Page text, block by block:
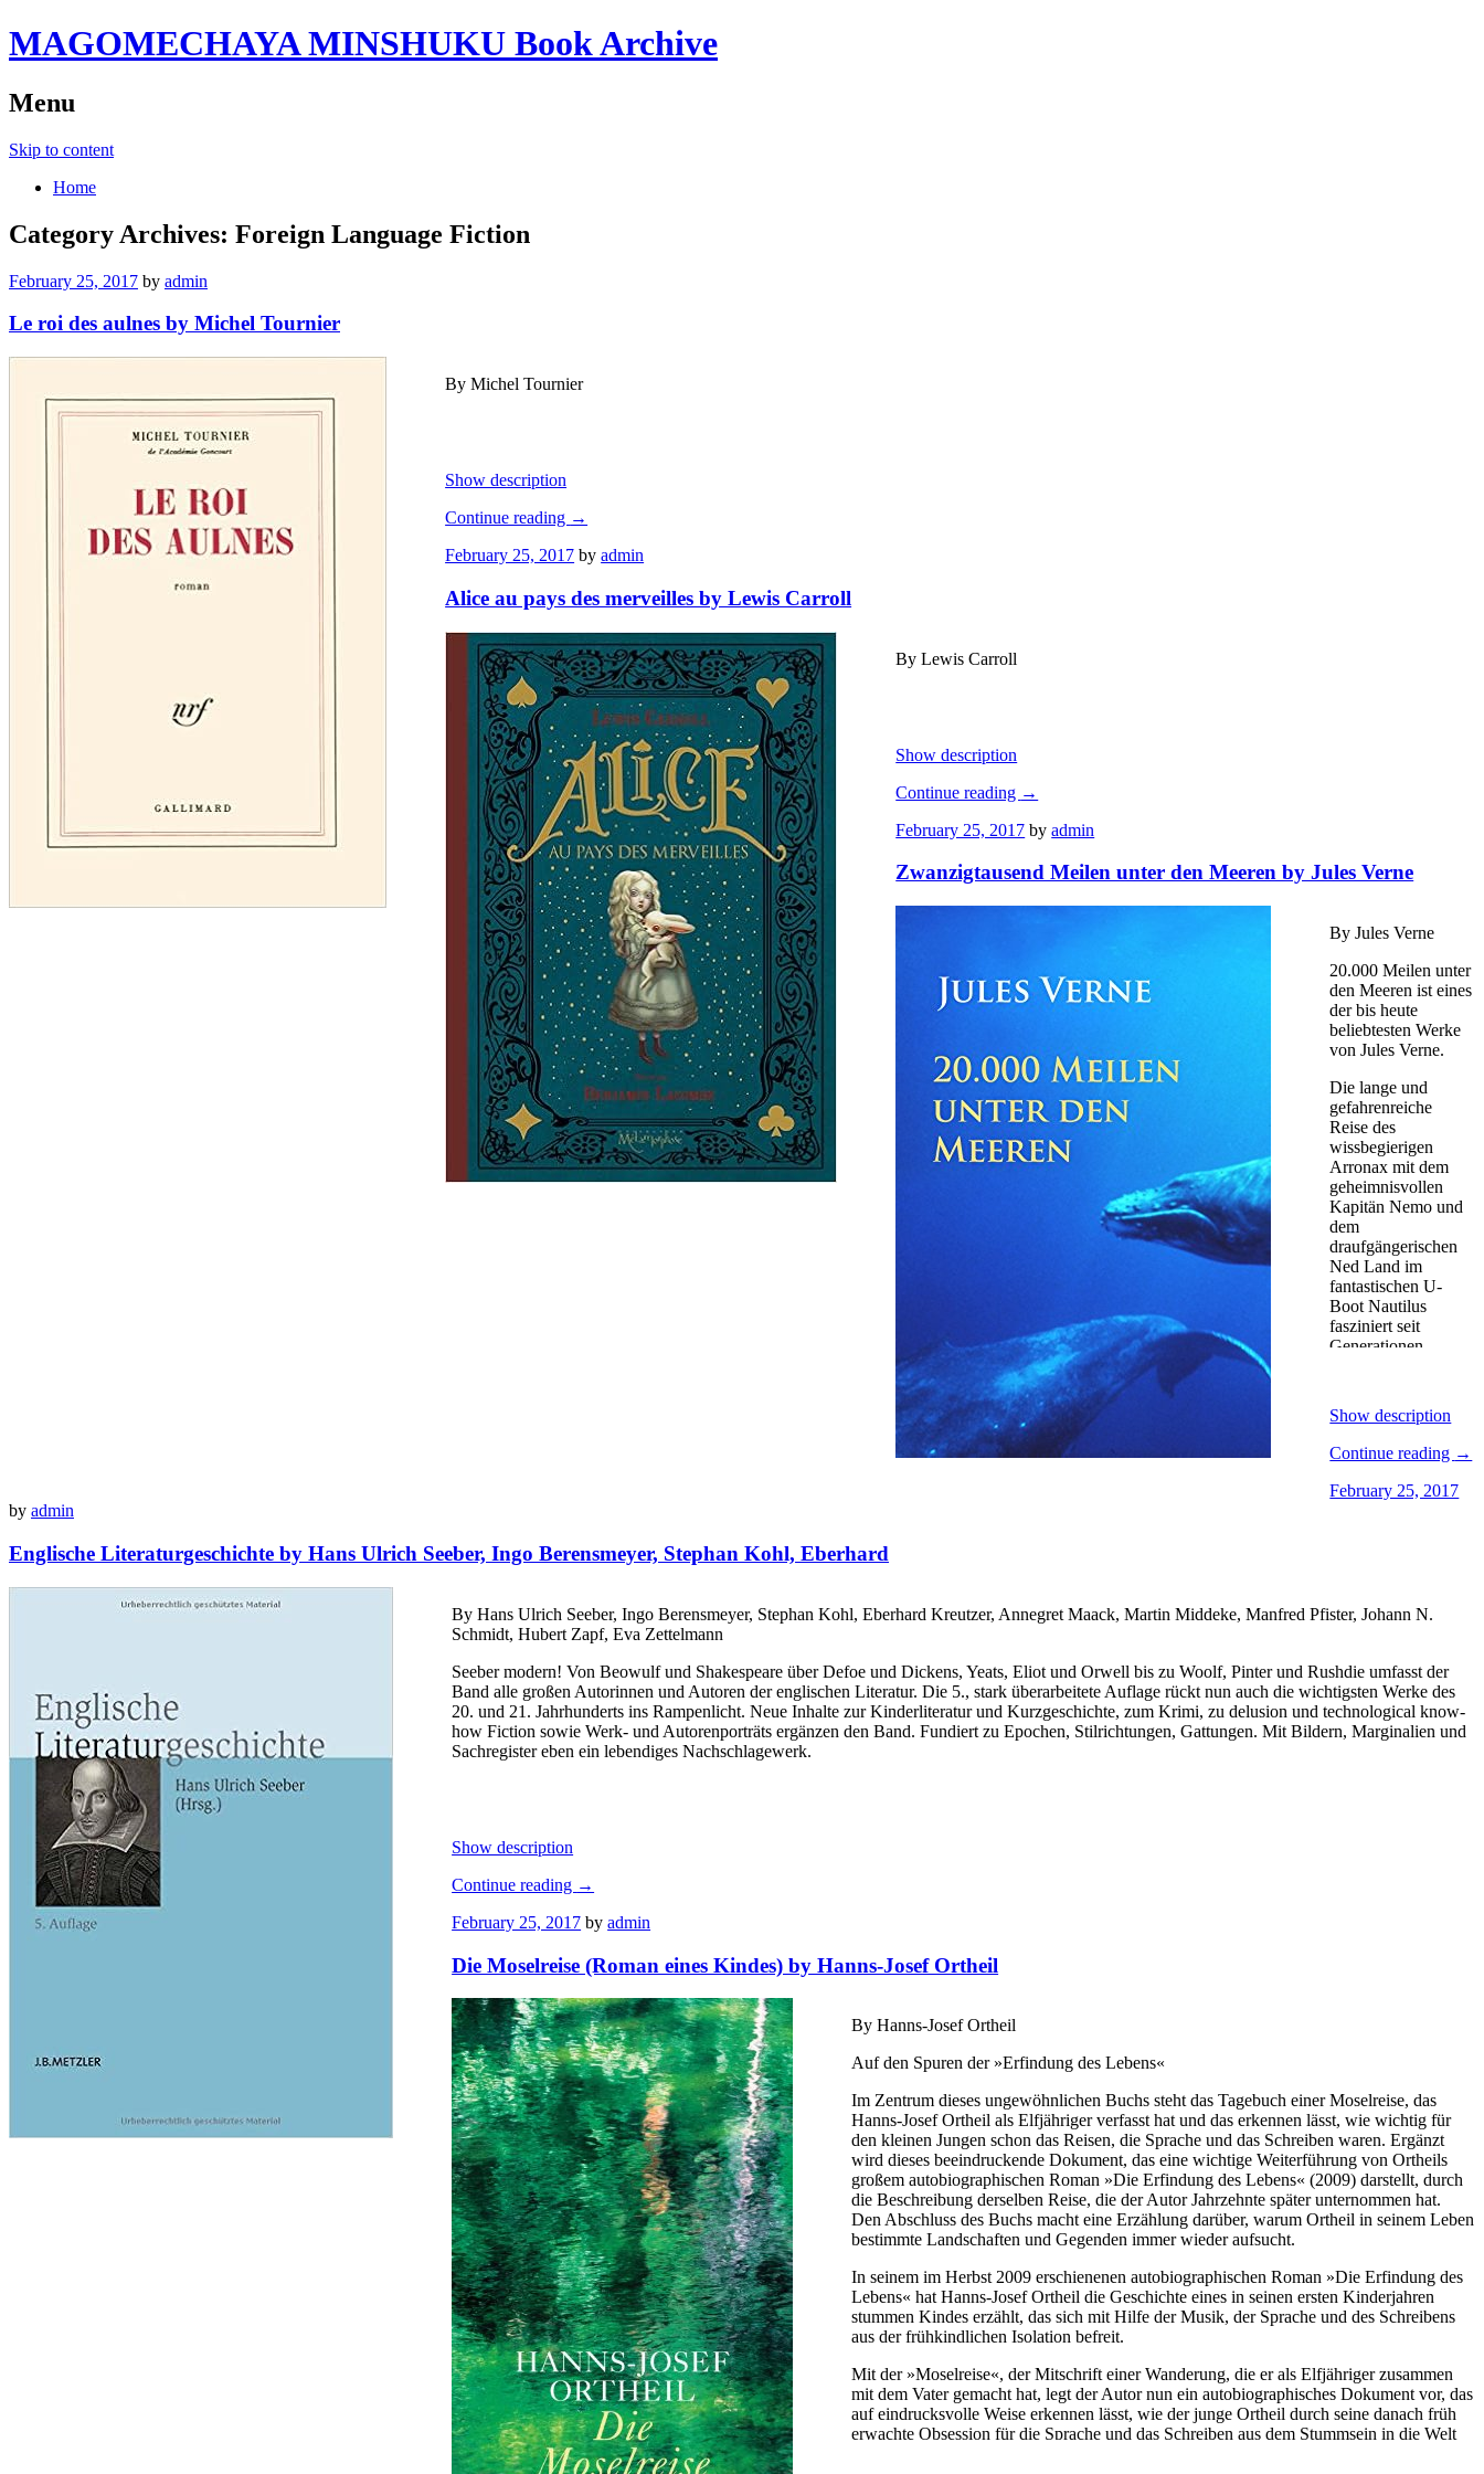
MAGOMECHAYA MINSHUKU Book Archive
Menu
Skip to content
Home
Category Archives: Foreign Language Fiction
February 25, 2017 by admin
Le roi des aulnes by Michel Tournier
By Michel Tournier
Show description
Continue reading →
February 25, 2017 byadmin
Alice au pays des merveilles by Lewis Carroll
By Lewis Carroll
Show description
Continue reading →
February 25, 2017 byadmin
Zwanzigtausend Meilen unter den Meeren by Jules Verne
By Jules Verne
20.000 Meilen unter
den Meeren ist eines
der bis heute
beliebtesten Werke
von Jules Verne.
Die lange und
gefahrenreiche
Reise des
wissbegierigen
Arronax mit dem
geheimnisvollen
Kapitän Nemo und
dem
draufgängerischen
Ned Land im
fantastischen U-
Boot Nautilus
fasziniert seit
Generationen.
versehene
Übersetzung des
Science-Fiction-
Klassikers.
Show description
Continue reading →
February 25, 2017
by admin
Englische Literaturgeschichte by Hans Ulrich Seeber, Ingo Berensmeyer, Stephan Kohl, Eberhard
By Hans Ulrich Seeber, Ingo Berensmeyer, Stephan Kohl, Eberhard Kreutzer, Annegret Maack, Martin Middeke, Manfred Pfister, Johann N.
Schmidt, Hubert Zapf, Eva Zettelmann
Seeber modern! Von Beowulf und Shakespeare über Defoe und Dickens, Yeats, Eliot und Orwell bis zu Woolf, Pinter und Rushdie umfasst der
Band alle großen Autorinnen und Autoren der englischen Literatur. Die 5., stark überarbeitete Auflage rückt nun auch die wichtigsten Werke des
20. und 21. Jahrhunderts ins Rampenlicht. Neue Inhalte zur Kinderliteratur und Kurzgeschichte, zum Krimi, zu delusion und technological know-
how Fiction sowie Werk- und Autorenporträts ergänzen den Band. Fundiert zu Epochen, Stilrichtungen, Gattungen. Mit Bildern, Marginalien und
Sachregister eben ein lebendiges Nachschlagewerk.
Show description
Continue reading →
February 25, 2017 byadmin
Die Moselreise (Roman eines Kindes) by Hanns-Josef Ortheil
By Hanns-Josef Ortheil
Auf den Spuren der »Erfindung des Lebens«
Im Zentrum dieses ungewöhnlichen Buchs steht das Tagebuch einer Moselreise, das
Hanns-Josef Ortheil als Elfjähriger verfasst hat und das erkennen lässt, wie wichtig für
den kleinen Jungen schon das Reisen, die Sprache und das Schreiben waren. Ergänzt
wird dieses beeindruckende Dokument, das eine wichtige Weiterführung von Ortheils
großem autobiographischen Roman »Die Erfindung des Lebens« (2009) darstellt, durch
die Beschreibung derselben Reise, die der Autor Jahrzehnte später unternommen hat.
Den Abschluss des Buchs macht eine Erzählung darüber, warum Ortheil in seinem Leben
bestimmte Landschaften und Gegenden immer wieder aufsucht.
In seinem im Herbst 2009 erschienenen autobiographischen Roman »Die Erfindung des
Lebens« hat Hanns-Josef Ortheil die Geschichte eines in seinen ersten Kinderjahren
stummen Kindes erzählt, das sich mit Hilfe der Musik, der Sprache und des Schreibens
aus der frühkindlichen Isolation befreit.
Mit der »Moselreise«, der Mitschrift einer Wanderung, die er als Elfjähriger zusammen
mit dem Vater gemacht hat, legt der Autor nun ein autobiographisches Dokument vor, das
auf eindrucksvolle Weise erkennen lässt, wie der junge Ortheil durch seine danach früh
erwachte Obsession für die Sprache und das Schreiben aus dem Stummsein in die Welt